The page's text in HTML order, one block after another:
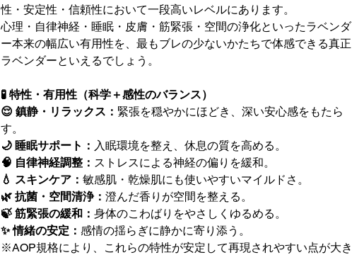
性・安定性・信頼性において一段高いレベルにあります。
心理・自律神経・睡眠・皮膚・筋緊張・空間の浄化といったラベンダ
ー本来の幅広い有用性を、最もブレの少ないかたちで体感できる真正
ラベンダーといえるでしょう。
🧪 特性・有用性（科学＋感性のバランス）
😌 鎮静・リラックス： 緊張を穏やかにほどき、深い安心感をもたら
す。
🌙 睡眠サポート： 入眠環境を整え、休息の質を高める。
🧠 自律神経調整： ストレスによる神経の偏りを緩和。
💧 スキンケア： 敏感肌・乾燥肌にも使いやすいマイルドさ。
🌿 抗菌・空間清浄： 澄んだ香りが空間を整える。
🍃 筋緊張の緩和： 身体のこわばりをやさしくゆるめる。
✨ 情緒の安定： 感情の揺らぎに静かに寄り添う。
※AOP規格により、これらの特性が安定して再現されやすい点が大き